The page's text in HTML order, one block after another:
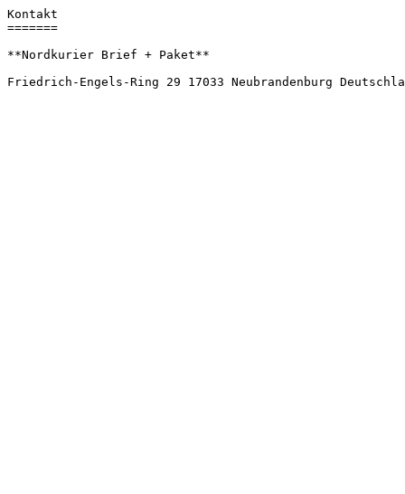
Kontakt
=======
**Nordkurier Brief + Paket**